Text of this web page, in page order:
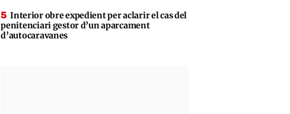
Interior obre expedient per aclarir el cas del
penitenciari gestor d’un aparcament
d’autocaravanes